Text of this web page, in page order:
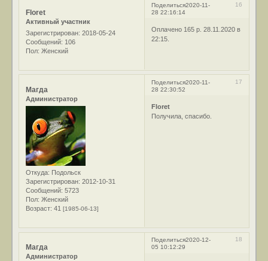
Поделиться 16
2020-11-
28 22:16:14
Floret
Активный участник
Зарегистрирован: 2018-05-24
Сообщений: 106
Пол: Женский
Оплачено 165 р. 28.11.2020 в
22:15.
Поделиться 17
2020-11-
28 22:30:52
Магда
Администратор
Откуда: Подольск
Зарегистрирован: 2012-10-31
Сообщений: 5723
Пол: Женский
Возраст: 41[1985-06-13]
Floret
Получила, спасибо.
Поделиться 18
2020-12-
05 10:12:29
Магда
Администратор